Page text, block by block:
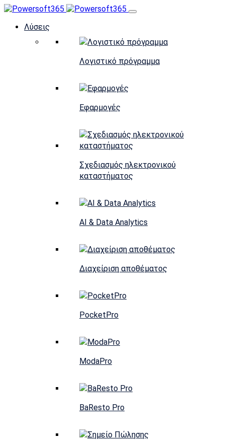
Λύσεις
Λογιστικό πρόγραμμα
Εφαρμογές
Σχεδιασμός ηλεκτρονικού
καταστήματος
AI & Data Analytics
Διαχείριση αποθέματος
PocketPro
ModaPro
BaResto Pro